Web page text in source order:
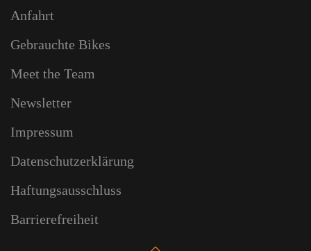
Anfahrt
Gebrauchte Bikes
Meet the Team
Newsletter
Impressum
Datenschutzerklärung
Haftungsausschluss
Barrierefreiheit